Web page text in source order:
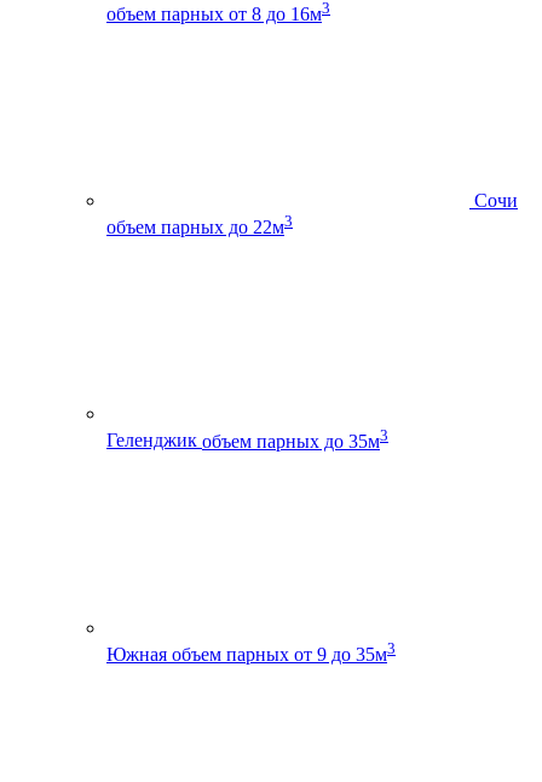
объем парных от 8 до 16м3
Сочи
объем парных до 22м3
Геленджик объем парных до 35м3
Южная объем парных от 9 до 35м3